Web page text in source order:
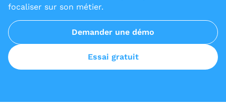
focaliser sur son métier.
Demander une démo
Essai gratuit